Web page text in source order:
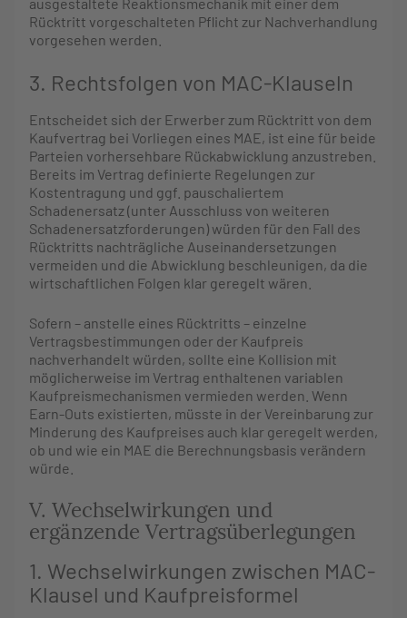
Rücktritt vorgeschalteten Pflicht zur Nachverhandlung
vorgesehen werden.
3. Rechtsfolgen von MAC-Klauseln
Entscheidet sich der Erwerber zum Rücktritt von dem
Kaufvertrag bei Vorliegen eines MAE, ist eine für beide
Parteien vorhersehbare Rückabwicklung anzustreben.
Bereits im Vertrag definierte Regelungen zur
Kostentragung und ggf. pauschaliertem
Schadenersatz (unter Ausschluss von weiteren
Schadenersatzforderungen) würden für den Fall des
Rücktritts nachträgliche Auseinandersetzungen
vermeiden und die Abwicklung beschleunigen, da die
wirtschaftlichen Folgen klar geregelt wären.
Sofern – anstelle eines Rücktritts – einzelne
Vertragsbestimmungen oder der Kaufpreis
nachverhandelt würden, sollte eine Kollision mit
möglicherweise im Vertrag enthaltenen variablen
Kaufpreismechanismen vermieden werden. Wenn
Earn-Outs existierten, müsste in der Vereinbarung zur
Minderung des Kaufpreises auch klar geregelt werden,
ob und wie ein MAE die Berechnungsbasis verändern
würde.
V. Wechselwirkungen und
ergänzende Vertragsüberlegungen
1. Wechselwirkungen zwischen MAC-
Klausel und Kaufpreisformel